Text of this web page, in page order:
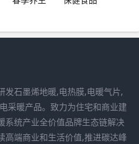
发石墨烯地暖,电热膜,电暖气片,
采暖产品。致力为住宅和商业建
系统产业全价值品牌生态链解决
高端商业和生活价值,推进碳达峰